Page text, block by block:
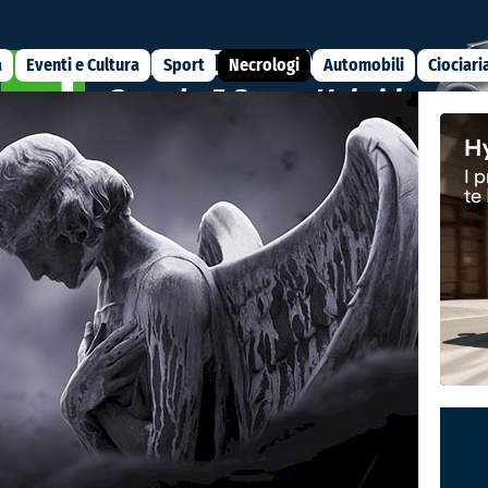
Eventi e Cultura Sport Necrologi Automobili